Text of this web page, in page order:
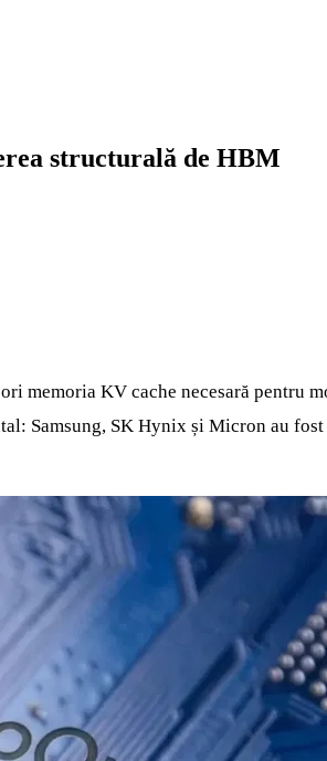
structurală de HBM
memoria KV cache necesară pentru
Samsung, SK Hynix și Micron au